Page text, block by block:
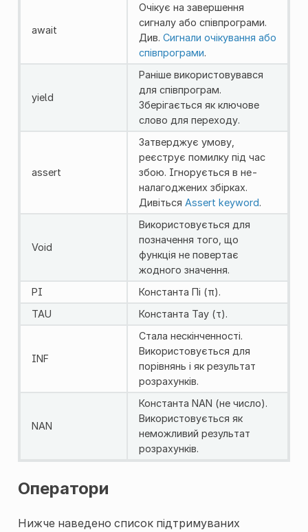
await
Очікує на завершення
сигналу або співпрограми.
Див. Сигнали очікування або
співпрограми.
yield
Раніше використовувався
для співпрограм.
Зберігається як ключове
слово для переходу.
assert
Затверджує умову,
реєструє помилку під час
збою. Ігнорується в не-
налагоджених збірках.
Дивіться Assert keyword.
Void
Використовується для
позначення того, що
функція не повертає
жодного значення.
PI
Константа Пі (π).
TAU
Константа Тау (τ).
INF
Стала нескінченності.
Використовується для
порівнянь і як результат
розрахунків.
NAN
Константа NAN (не число).
Використовується як
неможливий результат
розрахунків.
Оператори
Нижче наведено список підтримуваних